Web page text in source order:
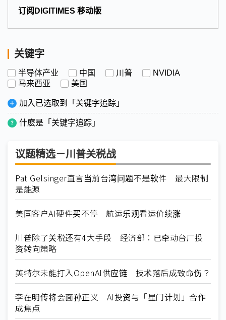
订阅DIGITIMES 移动版
关键字
半导体产业 中国 川普
NVIDIA
马来西亚
美国
加入已选取到「关键字追踪」
什麽是「关键字追踪」
议题精选－川普关税战
Pat Gelsinger直言当前台湾问题不是软件 最大限制
是能源
美国客户AI硬件买不停 航运乐观看运价续涨
川普除了关税还有4大手段 经济部：已牵动台厂投
资转向策略
英特尔未能打入OpenAI供应链 技术落后成致命伤？
李在明传将会面孙正义 AI投资与「星门计划」合作
成焦点